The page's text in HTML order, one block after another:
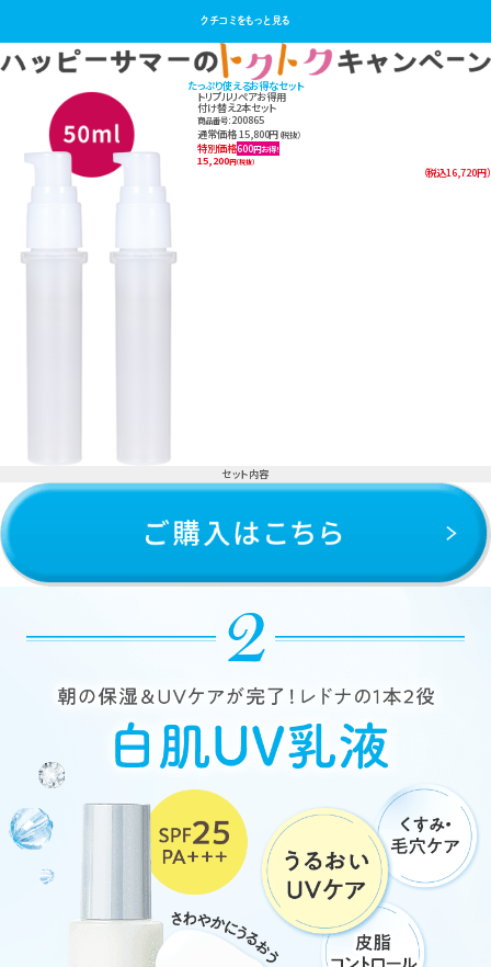
クチコミをもっと見る
たっぷり使えるお得なセット
トリプルリペアお得用
付け替え2本セット
商品番号：200865
通常価格 15,800円（税抜）
特別価格600円お得!
15,200円（税抜）
（税込16,720円）
セット内容
トリプルリペア付け替えお得用サイズ 50ml×2本